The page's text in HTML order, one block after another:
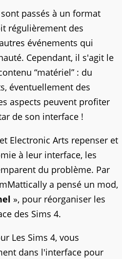
passés à un format
régulièrement des
événements qui
Cependant, il s'agit le
“matériel” : du
éventuellement des
aspects peuvent profiter
de son interface !
Electronic Arts repenser et
à leur interface, les
du problème. Par
a pensé un mod,
», pour réorganiser les
des Sims 4.
Les Sims 4, vous
dans l'interface pour